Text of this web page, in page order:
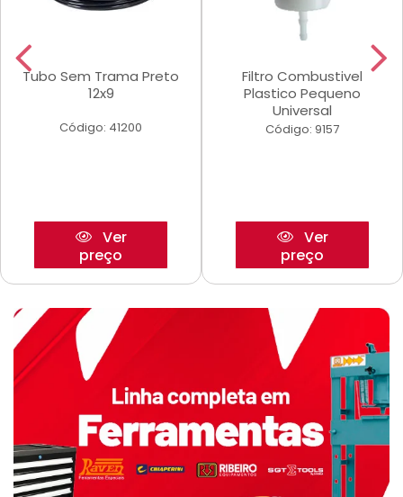
Tubo Sem Trama Preto
12x9
Código: 41200
Ver
preço
Filtro Combustivel
Plastico Pequeno
Universal
Código: 9157
Ver
preço